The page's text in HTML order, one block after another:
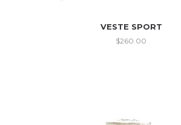
VESTE SPORT
$260.00